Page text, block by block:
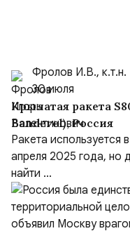
Фролов И.В., к.т.н.
30 июля
Крылатая ракета
Banderol), Россия
Ракета используется
апреля 2025 года, но
найти ...